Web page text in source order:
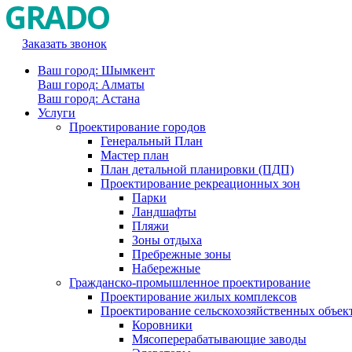
Заказать звонок
Ваш город: Шымкент
Ваш город: Алматы
Ваш город: Астана
Услуги
Проектирование городов
Генеральный План
Мастер план
План детальной планировки (ПДП)
Проектирование рекреационных зон
Парки
Ландшафты
Пляжи
Зоны отдыха
Пребрежные зоны
Набережные
Гражданско-промышленное проектирование
Проектирование жилых комплексов
Проектирование сельскохозяйственных
Коровники
Мясоперерабатывающие заводы